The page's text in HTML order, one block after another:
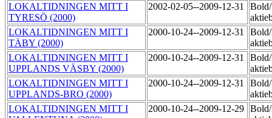
LOKALTIDNINGEN MITT I
TYRESÖ (2000)
2002-02-05--2009-12-31
LOKALTIDNINGEN MITT I
TÄBY (2000)
2000-10-24--2009-12-31
LOKALTIDNINGEN MITT I
UPPLANDS VÄSBY (2000)
2000-10-24--2009-12-31
LOKALTIDNINGEN MITT I
UPPLANDS-BRO (2000)
2000-10-24--2009-12-31
LOKALTIDNINGEN MITT I
2000-10-24--2009-12-29